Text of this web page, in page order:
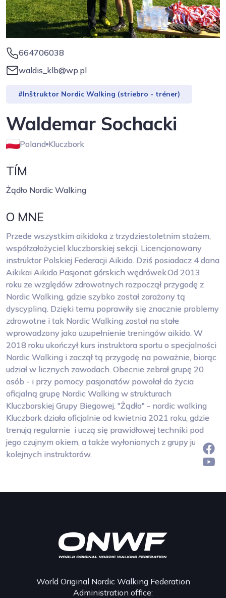
664706038
waldis_klb@wp.pl
#Inštruktor Nordic Walking (striebro - tréner)
Waldemar Sochacki
Poland Kluczbork
TÍM
Żądło Nordic Walking
O MNE
Przede wszystkim aikidoka z trzydziestoletnim stażem,
współzałożyciel kluczborskiej sekcji. Licencjonowany
instruktor Polskiej Federacji Aikido. Dziś posiadacz 4 dana
Aikikai Aikido.Pasjonat górskich wędrówek.Od 2013
roku ze względów zdrowotnych rozpoczął przygodę z
Nordic Walking, gdzie szybko został zarażony tą
dyscypliną. Dzięki temu poprawiły się znacznie problemy
zdrowotne i tak Nordic Walking został na stałe
wprowadzony jako uzupełnienie treningów aikido. W
2018 roku ukończył kurs instruktora sportu o specjalności
Nordic Walking i zaczął tą przygodę na poważnie, biorąc
udział w licznych zawodach. Obecnie zebrał grupę 20
osób - i przy pomocy pasjonatów powołał do życia
oficjalną grupę Nordic Walking w strukturach
Kluczborskiej Grupy Biegowej. "Żądło" - nordic walking
Kluczbork działa oficjalnie od kwietnia 2021 roku, gdzie
trenują regularnie i uczą się prawidłowej techniki pod
jego czujnym okiem, a także wyłonionych z grupy już 6
kolejnych instruktorów.
World Original Nordic Walking Federation
Administration office: